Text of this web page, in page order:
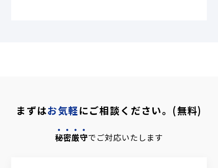
まずはお気軽にご相談ください。(無料)
秘密厳守でご対応いたします